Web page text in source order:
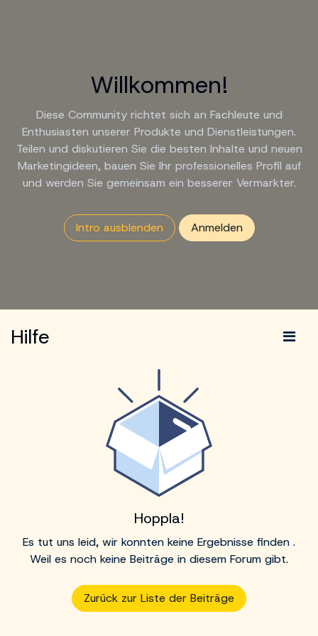
Willkommen!
Diese Community richtet sich an Fachleute und
Enthusiasten unserer Produkte und Dienstleistungen.
Teilen und diskutieren Sie die besten Inhalte und neuen
Marketingideen, bauen Sie Ihr professionelles Profil auf
und werden Sie gemeinsam ein besserer Vermarkter.
Intro ausblenden Anmelden
Hilfe
Hoppla!
Es tut uns leid, wir konnten keine Ergebnisse finden .
Weil es noch keine Beiträge in diesem Forum gibt.
Zurück zur Liste der Beiträge